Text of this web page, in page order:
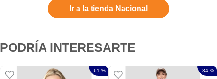
Ir a la tienda Nacional
PODRÍA INTERESARTE
-61 % -34 %